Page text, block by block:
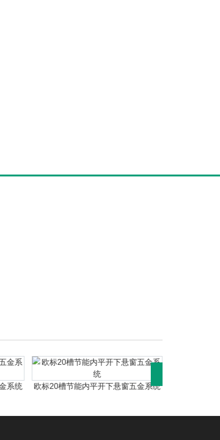
系统
欧标20槽节能内平开下悬窗五金系统